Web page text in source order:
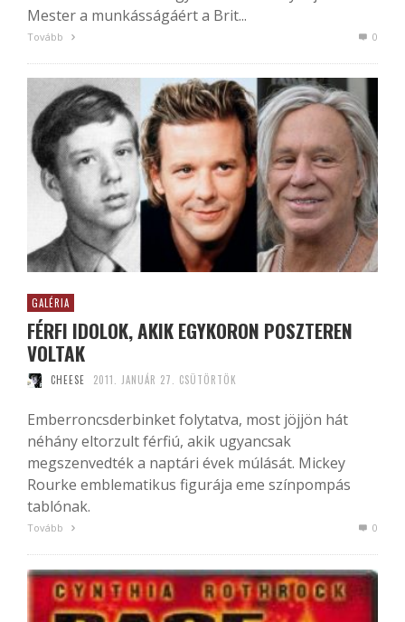
Mester a munkásságáért a Brit...
Tovább 0
GALÉRIA
FÉRFI IDOLOK, AKIK EGYKORON POSZTEREN
VOLTAK
CHEESE 2011. JANUÁR 27. CSÜTÖRTÖK
Emberroncsderbinket folytatva, most jöjjön hát
néhány eltorzult férfiú, akik ugyancsak
megszenvedték a naptári évek múlását. Mickey
Rourke emblematikus figurája eme színpompás
tablónak.
Tovább 0